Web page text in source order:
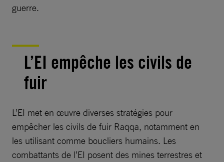
guerre.
L’EI empêche les civils de
fuir
L’EI met en œuvre diverses stratégies pour
empêcher les civils de fuir Raqqa, notamment en
les utilisant comme boucliers humains. Les
combattants de l’EI posent des mines terrestres et